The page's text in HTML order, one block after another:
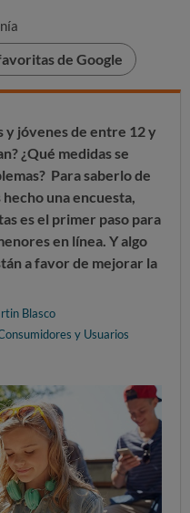
de Google
y jóvenes de entre 12 y
¿Qué medidas se
Para saberlo de
una encuesta,
es el primer paso para
en línea. Y algo
a favor de mejorar la
Blasco
y Usuarios